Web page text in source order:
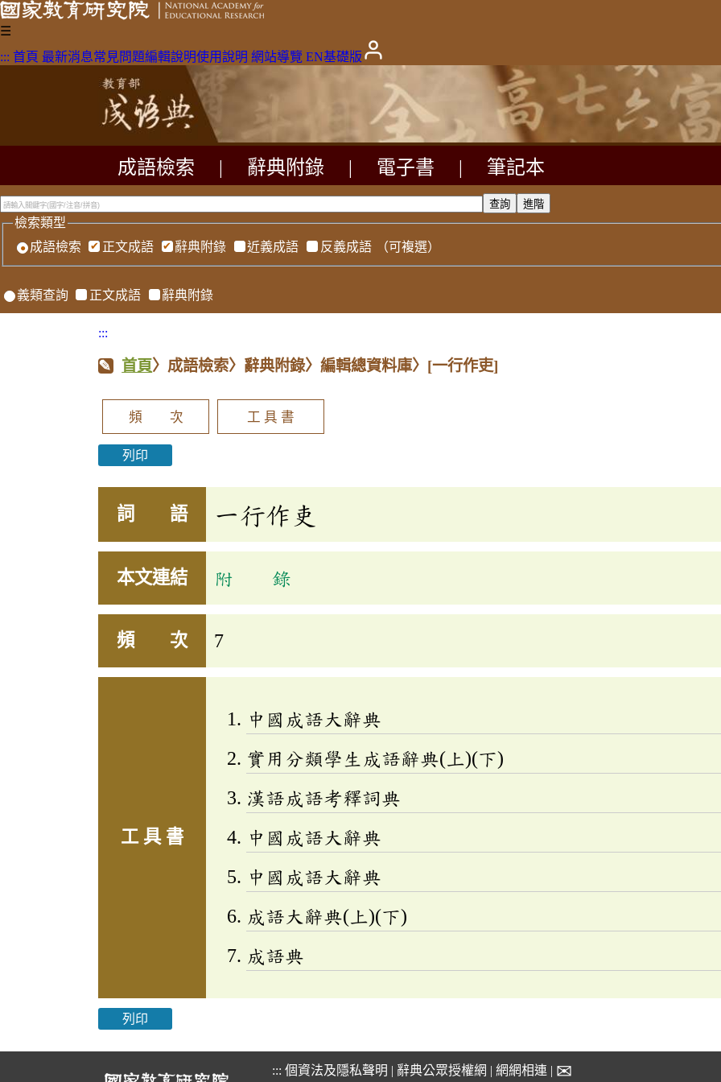
☰
::: 首頁 最新消息常見問題編輯說明使用說明 網站導覽 EN基礎版
成語檢索 辭典附錄 電子書 筆記本
檢索類型
成語檢索
正文成語 辭典附錄 近義成語 反義成語 （可複選）
義類查詢 正文成語 辭典附錄
:::
首頁〉成語檢索〉辭典附錄〉編輯總資料庫〉 [一行作吏]
頻 次 工 具 書
列印
詞 語 一行作吏
本文連結 附 錄
頻 次 7
工 具 書
中國成語大辭典
實用分類學生成語辭典(上)(下)
漢語成語考釋詞典
中國成語大辭典
中國成語大辭典
成語大辭典(上)(下)
成語典
列印
::: 個資法及隱私聲明 | 辭典公眾授權網 | 網網相連 | ✉